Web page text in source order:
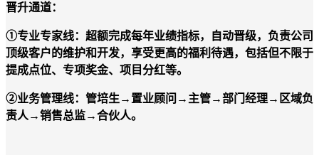
晋升通道：
①专业专家线：超额完成每年业绩指标，自动晋级，负责公司
顶级客户的维护和开发， 享受更高的福利待遇，包括但不限于
提成点位、专项奖金、 项目分红等。
②业务管理线：管培生 → 置业顾问 → 主管→部门经理→ 区域负
责人 →销售总监→合伙人。